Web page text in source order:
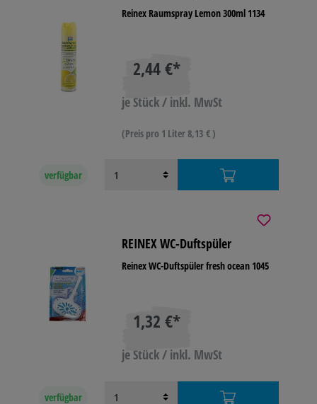
Reinex Raumspray Lemon 300ml 1134
2,44 €*
je Stück / inkl. MwSt
(Preis pro 1 Liter 8,13 € )
verfügbar
REINEX WC-Duftspüler
Reinex WC-Duftspüler fresh ocean 1045
1,32 €*
je Stück / inkl. MwSt
verfügbar